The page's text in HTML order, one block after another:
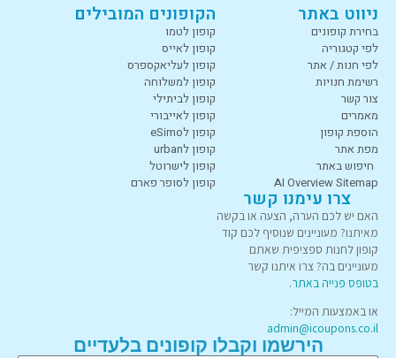
ניווט באתר
בחירת קופונים
לפי קטגוריה
לפי חנות / אתר
רשימת חנויות
צור קשר
מאמרים
הוספת קופון
מפת אתר
חיפוש באתר
AI Overview Sitemap
הקופונים המובילים
קופון לטמו
קופון לאייס
קופון לעליאקספרס
קופון למשלוחה
קופון לביתילי
קופון לאייבורי
קופון לeSimo
קופון לurban
קופון לישרוטל
קופון לסופר פארם
צרו עימנו קשר
האם יש לכם הערה, הצעה או בקשה
מאיתנו? מעוניינים שנוסיף לכם קוד
קופון לחנות ספציפית שאתם
מעוניינים בה? צרו איתנו קשר
בטופס פנייה באתר.
או באמצעות המייל:
admin@icoupons.co.il
הירשמו וקבלו קופונים בלעדיים